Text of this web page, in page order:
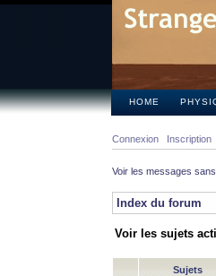
HOME
Connexion Inscription
Voir les messages
Index du forum
Voir les sujets
Sujets